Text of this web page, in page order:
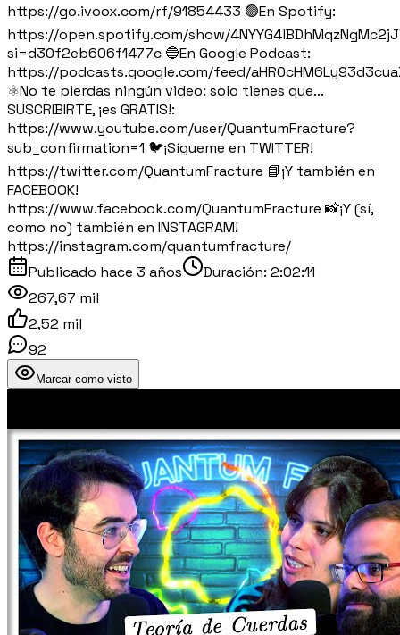
https://go.ivoox.com/rf/91854433 🟢En Spotify:
https://open.spotify.com/show/
si=d30f2eb606f1477c 🔵En Google Podcast:
https://podcasts.google.com/feed/
⚛️No te pierdas ningún video: solo tienes que...
SUSCRIBIRTE, ¡es GRATIS!:
https://www.youtube.com/user/QuantumFracture?
sub_confirmation=1 🐦¡Sígueme en TWITTER!
https://twitter.com/QuantumFracture 📘¡Y también en
FACEBOOK!
https://www.facebook.com/QuantumFracture 📸¡Y (sí,
como no) también en INSTAGRAM!
https://instagram.com/quantumfracture/
Publicado hace 3 años Duración: 2:02:11
267,67 mil
2,52 mil
92
Marcar como visto